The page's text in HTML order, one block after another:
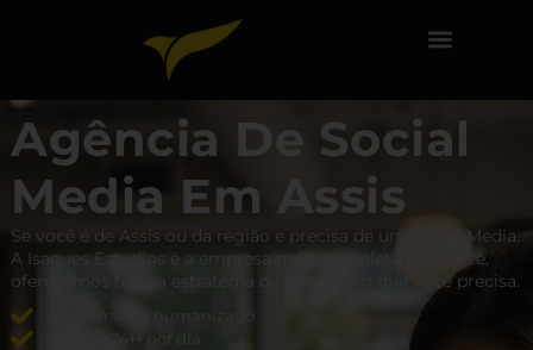
Agência De Social
Media Em Assis
Se você é de Assis ou da região e precisa de um Social Media.
A Isaques Estúdios é a empresa mais completa para você,
oferecemos toda a estratégia de marketing que você precisa.
Atendimento humanizado
Suporte 24H por dia